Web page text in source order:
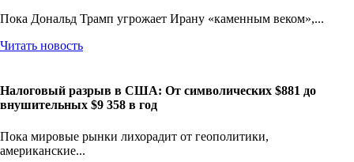
Пока Дональд Трамп угрожает Ирану «каменным веком»,...
Читать новость
Налоговый разрыв в США: От символических $881 до
внушительных $9 358 в год
Пока мировые рынки лихорадит от геополитики,
американские...